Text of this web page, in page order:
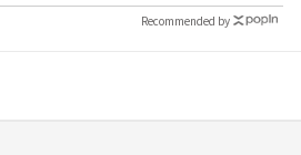
Recommended by